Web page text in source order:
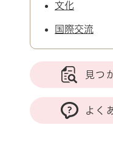
文化
国際交流
見つ
よく